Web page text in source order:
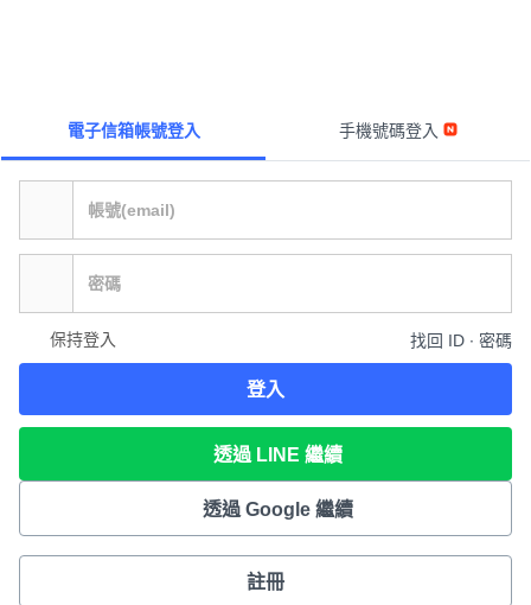
電子信箱帳號登入 手機號碼登入
保持登入 找回 ID ∙ 密碼
登入
透過 LINE 繼續
透過 Google 繼續
註冊